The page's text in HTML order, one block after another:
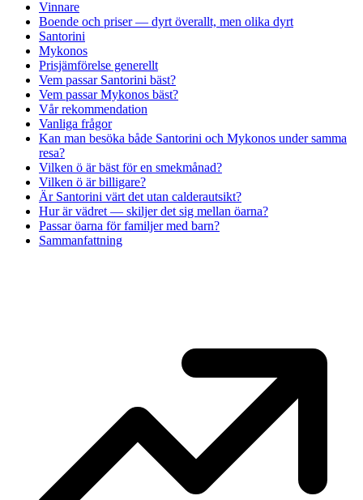
Vinnare
Boende och priser — dyrt överallt, men olika dyrt
Santorini
Mykonos
Prisjämförelse generellt
Vem passar Santorini bäst?
Vem passar Mykonos bäst?
Vår rekommendation
Vanliga frågor
Kan man besöka både Santorini och Mykonos under samma
resa?
Vilken ö är bäst för en smekmånad?
Vilken ö är billigare?
Är Santorini värt det utan calderautsikt?
Hur är vädret — skiljer det sig mellan öarna?
Passar öarna för familjer med barn?
Sammanfattning